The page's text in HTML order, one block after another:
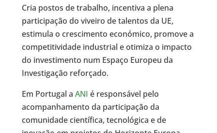
Cria postos de trabalho, incentiva a plena
participação do viveiro de talentos da UE,
estimula o crescimento económico, promove a
competitividade industrial e otimiza o impacto
do investimento num Espaço Europeu da
Investigação reforçado.
Em Portugal a ANI é responsável pelo
acompanhamento da participação da
comunidade científica, tecnológica e de